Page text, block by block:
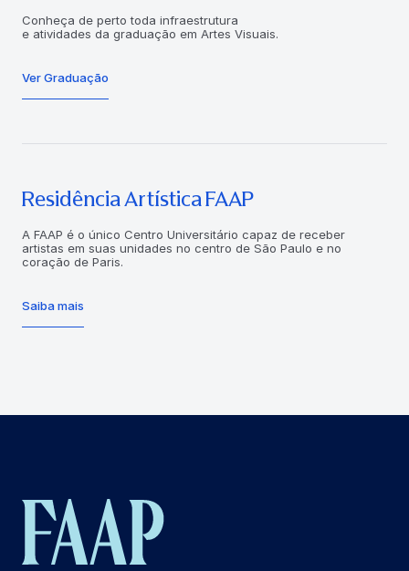
Conheça de perto toda infraestrutura
e atividades da graduação em Artes Visuais.
Ver Graduação
Residência Artística FAAP
A FAAP é o único Centro Universitário capaz de receber
artistas em suas unidades no centro de São Paulo e no
coração de Paris.
Saiba mais